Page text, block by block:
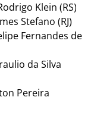
Klein (RS)
Stefano (RJ)
Fernandes de
da Silva
Pereira